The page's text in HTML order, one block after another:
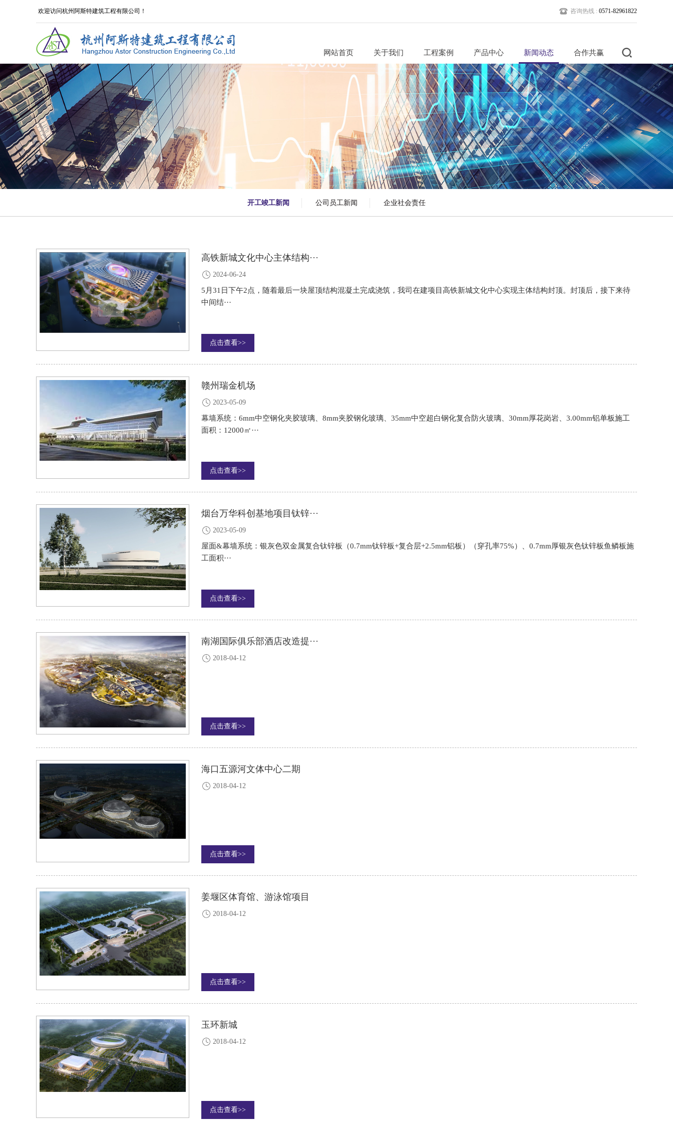
欢迎访问杭州阿斯特建筑工程有限公司！ 咨询热线 : 0571-82961822
网站首页 关于我们
企业介绍
组织架构
发展历程
荣誉资质
合作伙伴
工程案例
体育场馆类
交通类
海外工程
商业项目类
文化展馆类
环保工业设备类
产品中心
楼承板
板型图
系统产品
新闻动态
开工竣工新闻
公司员工新闻
企业社会责任
合作共赢
工程合作
产品采购
人才招聘
开工竣工新闻 公司员工新闻 企业社会责任
高铁新城文化中心主体结构···
2024-06-24
5月31日下午2点，随着最后一块屋顶结构混凝土完成浇筑，我司在建项目高铁新城文化中心实现主体结构封顶。封顶后，接下来待
中间结···
点击查看>>
赣州瑞金机场
2023-05-09
幕墙系统：6mm中空钢化夹胶玻璃、8mm夹胶钢化玻璃、35mm中空超白钢化复合防火玻璃、30mm厚花岗岩、3.00mm铝单板施工
面积：12000㎡···
点击查看>>
烟台万华科创基地项目钛锌···
2023-05-09
屋面&幕墙系统：银灰色双金属复合钛锌板（0.7mm钛锌板+复合层+2.5mm铝板）（穿孔率75%）、0.7mm厚银灰色钛锌板鱼鳞板施
工面积···
点击查看>>
南湖国际俱乐部酒店改造提···
2018-04-12
点击查看>>
海口五源河文体中心二期
2018-04-12
点击查看>>
姜堰区体育馆、游泳馆项目
2018-04-12
点击查看>>
玉环新城
2018-04-12
点击查看>>